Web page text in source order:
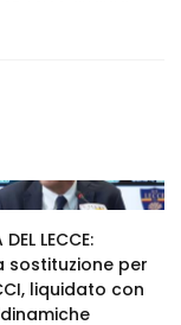
LECCE:
sostituzione per
liquidato con